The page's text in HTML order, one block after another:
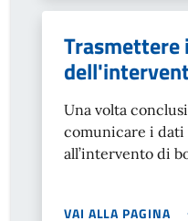
Trasmettere
Una volta
comunicare i
all’intervento di
VAI ALLA PAGINA